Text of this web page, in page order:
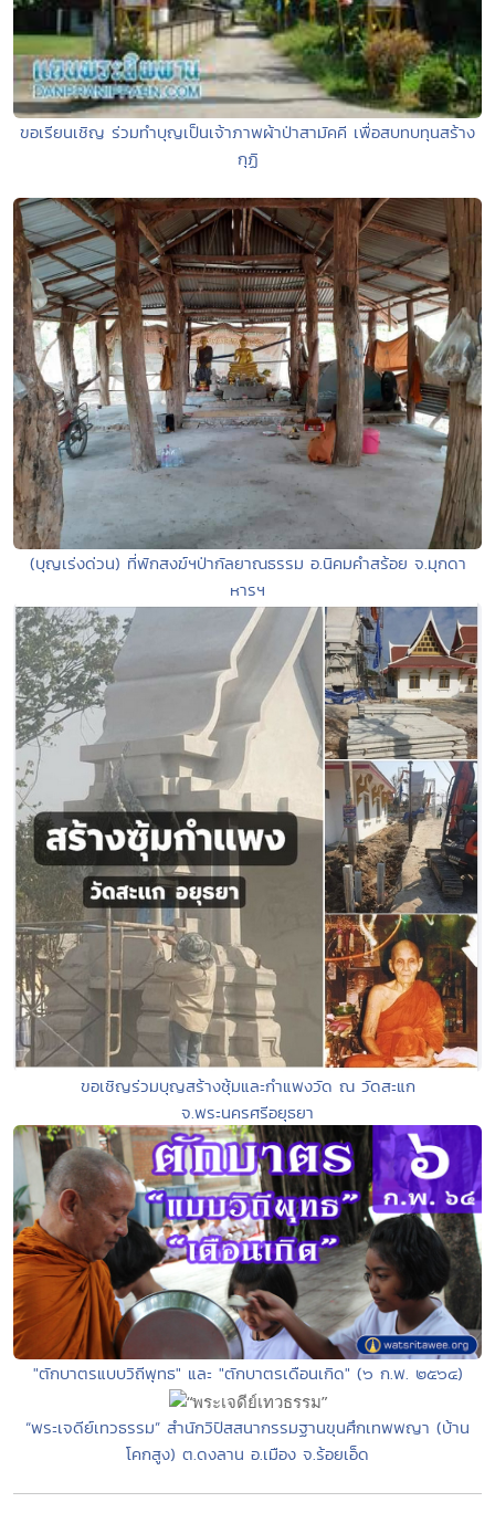
ขอเรียนเชิญ ร่วมทำบุญเป็นเจ้าภาพผ้าป่าสามัคคี เพื่อสบทบทุนสร้าง
กุฏิ
(บุญเร่งด่วน) ที่พักสงฆ์ฯป่ากัลยาณธรรม อ.นิคมคำสร้อย จ.มุกดา
หารฯ
ขอเชิญร่วมบุญสร้างซุ้มและกำแพงวัด ณ วัดสะแก
จ.พระนครศรีอยุธยา
"ตักบาตรแบบวิถีพุทธ" และ "ตักบาตรเดือนเกิด" (๖ ก.พ. ๒๕๖๔)
“พระเจดีย์เทวธรรม” สำนักวิปัสสนากรรมฐานขุนศึกเทพพญา (บ้าน
โคกสูง) ต.ดงลาน อ.เมือง จ.ร้อยเอ็ด